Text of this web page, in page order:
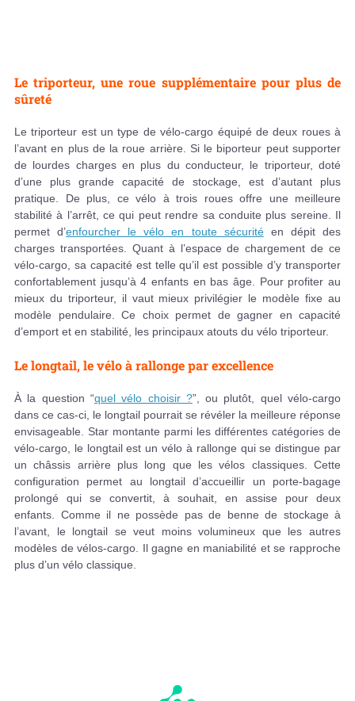
Le triporteur, une roue supplémentaire pour plus de
sûreté
Le triporteur est un type de vélo-cargo équipé de deux roues à
l’avant en plus de la roue arrière. Si le biporteur peut supporter
de lourdes charges en plus du conducteur, le triporteur, doté
d’une plus grande capacité de stockage, est d’autant plus
pratique. De plus, ce vélo à trois roues offre une meilleure
stabilité à l’arrêt, ce qui peut rendre sa conduite plus sereine. Il
permet d’enfourcher le vélo en toute sécuritéen dépit des
charges transportées. Quant à l’espace de chargement de ce
vélo-cargo, sa capacité est telle qu’il est possible d’y transporter
confortablement jusqu’à 4 enfants en bas âge. Pour profiter au
mieux du triporteur, il vaut mieux privilégier le modèle fixe au
modèle pendulaire. Ce choix permet de gagner en capacité
d’emport et en stabilité, les principaux atouts du vélo triporteur.
Le longtail, le vélo à rallonge par excellence
À la question “quel vélo choisir ?”, ou plutôt, quel vélo-cargo
dans ce cas-ci, le longtail pourrait se révéler la meilleure réponse
envisageable. Star montante parmi les différentes catégories de
vélo-cargo, le longtail est un vélo à rallonge qui se distingue par
un châssis arrière plus long que les vélos classiques. Cette
configuration permet au longtail d’accueillir un porte-bagage
prolongé qui se convertit, à souhait, en assise pour deux
enfants. Comme il ne possède pas de benne de stockage à
l’avant, le longtail se veut moins volumineux que les autres
modèles de vélos-cargo. Il gagne en maniabilité et se rapproche
plus d’un vélo classique.